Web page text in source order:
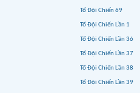
Tổ Đội Chiến 69
Tổ Đội Chiến Lần 1
Tổ Đội Chiến Lần 36
Tổ Đội Chiến Lần 37
Tổ Đội Chiến Lần 38
Tổ Đội Chiến Lần 39